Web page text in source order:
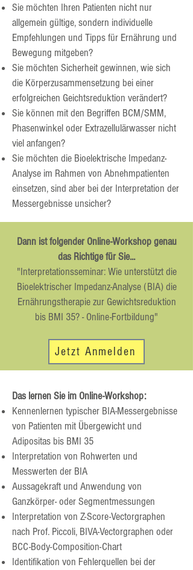
Sie möchten Ihren Patienten nicht nur
allgemein gültige, sondern individuelle
Empfehlungen und Tipps für Ernährung und
Bewegung mitgeben?
Sie möchten Sicherheit gewinnen, wie sich
die Körperzusammensetzung bei einer
erfolgreichen Geichtsreduktion verändert?
Sie können mit den Begriffen BCM/SMM,
Phasenwinkel oder Extrazellulärwasser nicht
viel anfangen?
Sie möchten die Bioelektrische Impedanz-
Analyse im Rahmen von Abnehmpatienten
einsetzen, sind aber bei der Interpretation der
Messergebnisse unsicher?
​Dann ist folgender Online-Workshop genau
das Richtige für Sie...
"Interpretationsseminar: Wie unterstützt die
Bioelektrischer Impedanz-Analyse (BIA) die
Ernährungstherapie zur Gewichtsreduktion
bis BMI 35? - Online-Fortbildung"
Jetzt Anmelden
Das lernen Sie im Online-Workshop:
Kennenlernen typischer BIA-Messergebnisse
von Patienten mit Übergewicht und
Adipositas bis BMI 35
Interpretation von Rohwerten und
Messwerten der BIA
Aussagekraft und Anwendung von
Ganzkörper- oder Segmentmessungen
Interpretation von Z-Score-Vectorgraphen
nach Prof. Piccoli, BIVA-Vectorgraphen oder
BCC-Body-Composition-Chart
Identifikation von Fehlerquellen bei der